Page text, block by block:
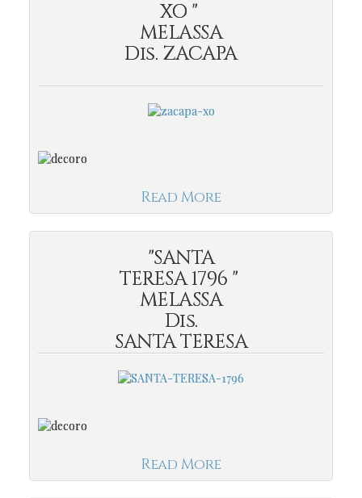
XO "
MELASSA
Dis. ZACAPA
Read More
"SANTA
TERESA 1796 "
MELASSA
Dis.
SANTA TERESA
Read More